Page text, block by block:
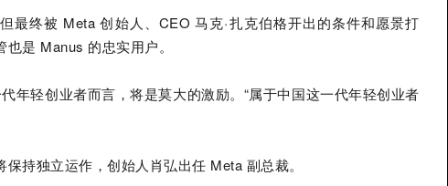
最终被 Meta 创始人、CEO 马克·扎克伯格开出的条件和愿景打
是 Manus 的忠实用户。
年轻创业者而言，将是莫大的激励。“属于中国这一代年轻创业者
持独立运作，创始人肖弘出任 Meta 副总裁。